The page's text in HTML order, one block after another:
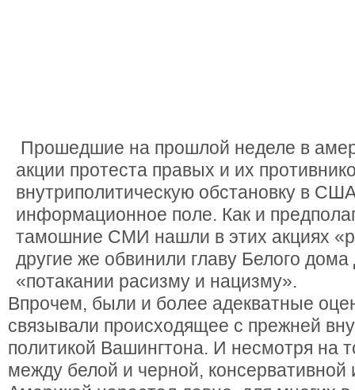
Прошедшие на прошлой неделе в
акции протеста правых и их
внутриполитическую обстановку в
информационное поле. Как и
тамошние СМИ нашли в этих акциях
другие же обвинили главу Белого
«потакании расизму и нацизму».
Впрочем, были и более адекватные
связывали происходящее с прежней
политикой Вашингтона. И несмотря на
между белой и черной, консервативной